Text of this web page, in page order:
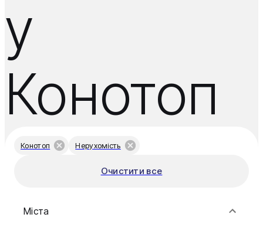
у
Конотоп
Конотоп Нерухомість
Очистити все
Міста